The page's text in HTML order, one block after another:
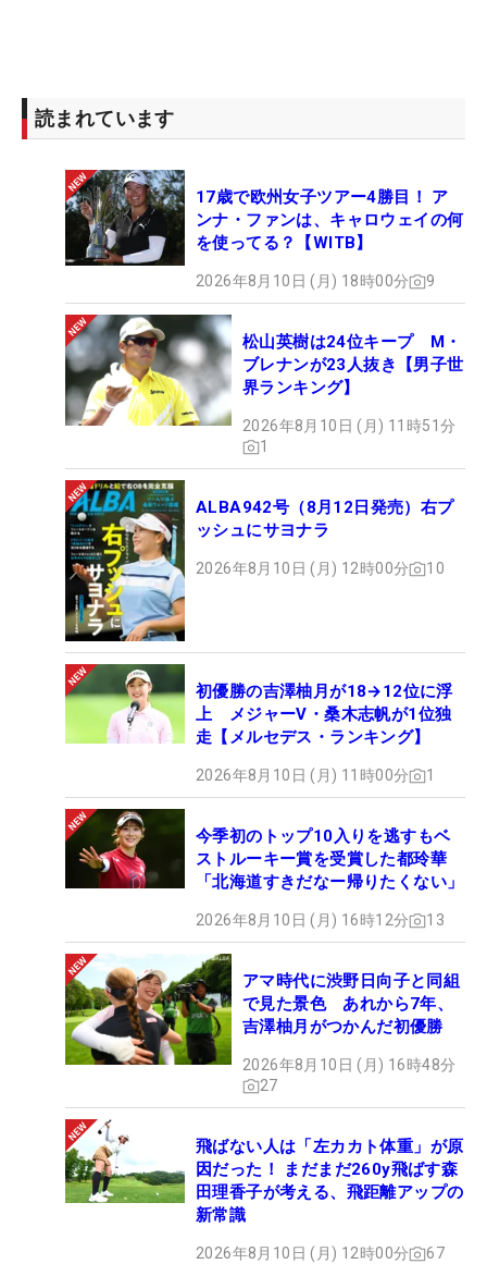
読まれています
17歳で欧州女子ツアー4勝目！ ア
ンナ・ファンは、キャロウェイの何
を使ってる？【WITB】
2026年8月10日 (月) 18時00分 9
松山英樹は24位キープ M・
ブレナンが23人抜き【男子世
界ランキング】
2026年8月10日 (月) 11時51分
1
ALBA942号（8月12日発売）右プ
ッシュにサヨナラ
2026年8月10日 (月) 12時00分 10
初優勝の吉澤柚月が18→12位に浮
上 メジャーV・桑木志帆が1位独
走【メルセデス・ランキング】
2026年8月10日 (月) 11時00分 1
今季初のトップ10入りを逃すもベ
ストルーキー賞を受賞した都玲華
「北海道すきだなー帰りたくない」
2026年8月10日 (月) 16時12分 13
アマ時代に渋野日向子と同組
で見た景色 あれから7年、
吉澤柚月がつかんだ初優勝
2026年8月10日 (月) 16時48分
27
飛ばない人は「左カカト体重」が原
因だった！ まだまだ260y飛ばす森
田理香子が考える、飛距離アップの
新常識
2026年8月10日 (月) 12時00分 67